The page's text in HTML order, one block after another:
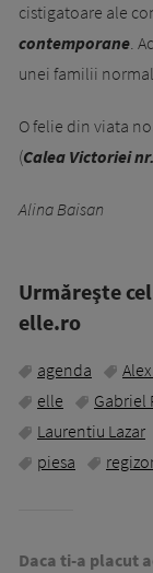
cistigatoare ale
contemporane.
unei familii
O felie din viata
(Calea Victoriei
Alina Baisan
Urmăreşte
elle.ro
agenda
elle
Gabriel
Laurentiu Lazar
piesa
Daca ti-a placut